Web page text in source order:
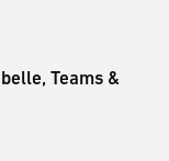
Teams &